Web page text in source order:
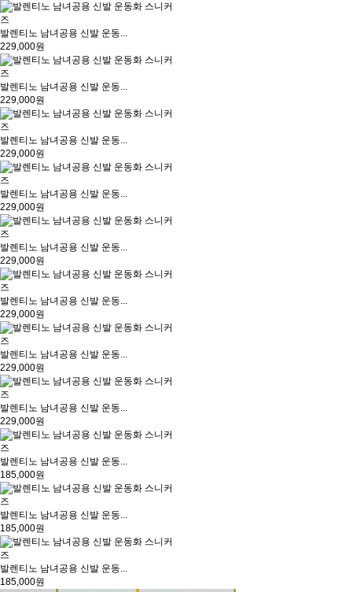
발렌티노 남녀공용 신발 운동...
229,000원
발렌티노 남녀공용 신발 운동...
229,000원
발렌티노 남녀공용 신발 운동...
229,000원
발렌티노 남녀공용 신발 운동...
229,000원
발렌티노 남녀공용 신발 운동...
229,000원
발렌티노 남녀공용 신발 운동...
229,000원
발렌티노 남녀공용 신발 운동...
229,000원
발렌티노 남녀공용 신발 운동...
229,000원
발렌티노 남녀공용 신발 운동...
185,000원
발렌티노 남녀공용 신발 운동...
185,000원
발렌티노 남녀공용 신발 운동...
185,000원